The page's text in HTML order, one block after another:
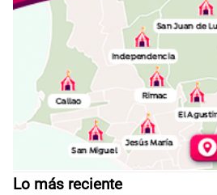
Lo más reciente